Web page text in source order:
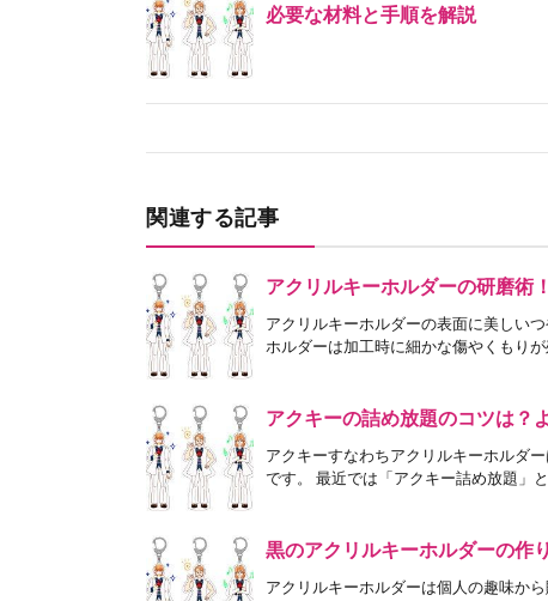
必要な材料と手順を解説
関連する記事
アクリルキーホルダーの研磨術
アクリルキーホルダーの表面に美しい
ホルダーは加工時に細かな傷やくもり
アクキーの詰め放題のコツは？
アクキーすなわちアクリルキーホルダ
です。 最近では「アクキー詰め放題」
黒のアクリルキーホルダーの作
アクリルキーホルダーは個人の趣味か